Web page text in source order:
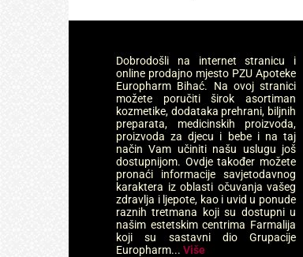
Dobrodošli na internet stranicu i
online prodajno mjesto PZU Apoteke
Europharm Bihać. Na ovoj stranici
možete poručiti širok asortiman
kozmetike, dodataka prehrani, biljnih
preparata, medicinskih proizvoda,
proizvoda za djecu i bebe i na taj
način Vam učiniti našu uslugu još
dostupnijom. Ovdje također možete
pronaći informacije savjetodavnog
karaktera iz oblasti očuvanja vašeg
zdravlja i ljepote, kao i uvid u ponude
raznih tretmana koji su dostupni u
našim estetskim centrima Farmalija
koji su sastavni dio Grupacije
Europharm... Više